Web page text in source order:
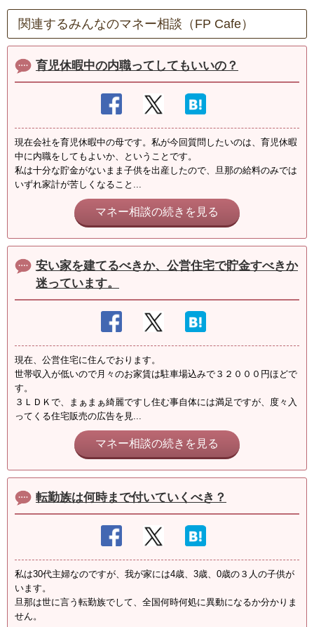
関連するみんなのマネー相談（FP Cafe）
育児休暇中の内職ってしてもいいの？
現在会社を育児休暇中の母です。私が今回質問したいのは、育児休暇
中に内職をしてもよいか、ということです。
私は十分な貯金がないまま子供を出産したので、旦那の給料のみでは
いずれ家計が苦しくなること...
マネー相談の続きを見る
安い家を建てるべきか、公営住宅で貯金すべきか
迷っています。
現在、公営住宅に住んでおります。
世帯収入が低いので月々のお家賃は駐車場込みで３２０００円ほどで
す。
３ＬＤＫで、まぁまぁ綺麗ですし住む事自体には満足ですが、度々入
ってくる住宅販売の広告を見...
マネー相談の続きを見る
転勤族は何時まで付いていくべき？
私は30代主婦なのですが、我が家には4歳、3歳、0歳の３人の子供が
います。
旦那は世に言う転勤族でして、全国何時何処に異動になるか分かりま
せん。